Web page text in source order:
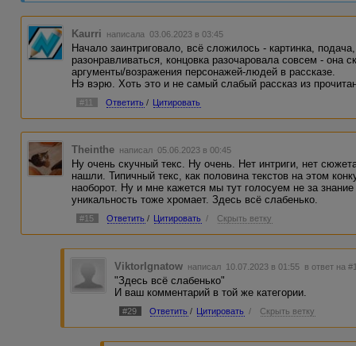
Kaurri написала 03.06.2023 в 03:45
Начало заинтриговало, всё сложилось - картинка,
разонравливаться, концовка разочаровала совсем - она
аргументы/возражения персонажей-людей в рассказе.
Нэ вэрю. Хоть это и не самый слабый рассказ из
#11 Ответить / Цитировать
Theinthe написал 05.06.2023 в 00:45
Ну очень скучный текс. Ну очень. Нет интриги, нет
нашли. Типичный текс, как половина текстов на этом
наоборот. Ну и мне кажется мы тут голосуем не за
уникальность тоже хромает. Здесь всё слабенько.
#15 Ответить / Цитировать / Скрыть ветку
ViktorIgnatow написал 10.07.2023 в 01:55 в ответ на
"Здесь всё слабенько"
И ваш комментарий в той же категории.
#29 Ответить / Цитировать / Скрыть ветку